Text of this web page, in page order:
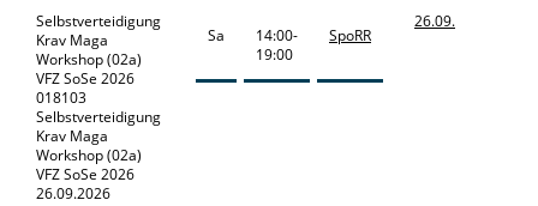
Selbstverteidigung
Krav Maga
Workshop(02a)
VFZ SoSe 2026
018103
Selbstverteidigung
Krav Maga
Workshop (02a)
VFZ SoSe 2026
26.09.2026
Sa
14:00-
19:00
SpoRR
26.09.